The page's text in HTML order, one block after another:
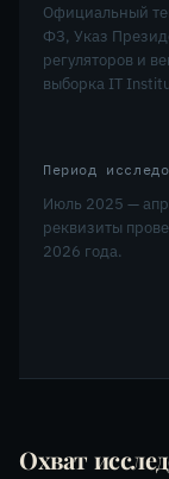
Официальный
ФЗ, Указ
регуляторов и
выборка IT
Период
Июль 2025 —
реквизиты
2026 года.
Охват